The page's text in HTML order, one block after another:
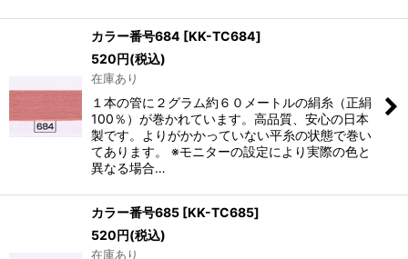
カラー番号684 [KK-TC684]
520円(税込)
在庫あり
１本の管に２グラム約６０メートルの絹糸（正絹
100％）が巻かれています。高品質、安心の日本
製です。よりがかかっていない平糸の状態で巻い
てあります。 ※モニターの設定により実際の色と
異なる場合…
カラー番号685 [KK-TC685]
520円(税込)
在庫あり